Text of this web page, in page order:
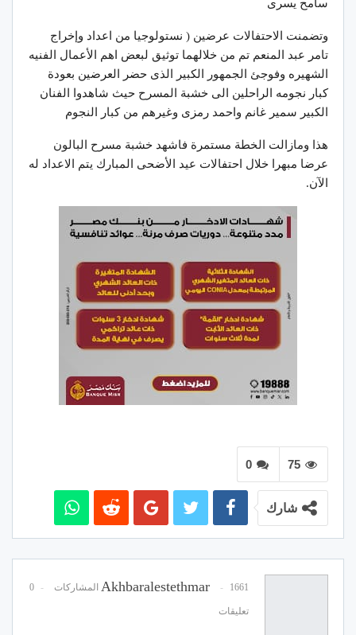
سامح يسرى
وتضمنت الاحتفالات عرضين ( نستولوجيا من اعداد وإخراج
تامر عبد المنعم تم من خلالهما توثيق لبعض اهم الأعمال الفنيه
الشهيره وفوجئ الجمهور الكبير الذى حضر العرضين بعودة
كبار نجومه الراحلين الى خشبة المسرح حيث شاهدوا الفنان
الكبير سمير غانم واحمد رمزى وغيرهم من كبار النجوم
هذا ومازالت الخطة مستمرة فاشهد خشبة مسرح البالون
عرضا مبهرا خلال احتفالات عيد الأضحى المبارك يتم الاعداد له
الآن.
0 75
شارك
Akhbaralestethmar 1661 المشاركات 0
تعليقات